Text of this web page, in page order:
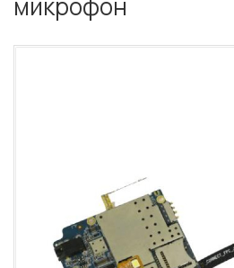
микрофон